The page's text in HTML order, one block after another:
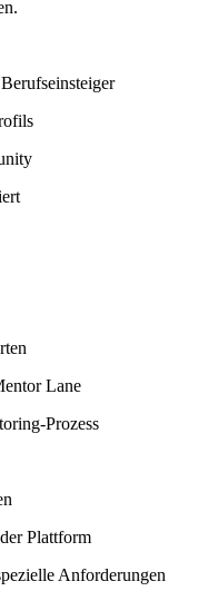
Lane
Prozess
Plattform
Anforderungen